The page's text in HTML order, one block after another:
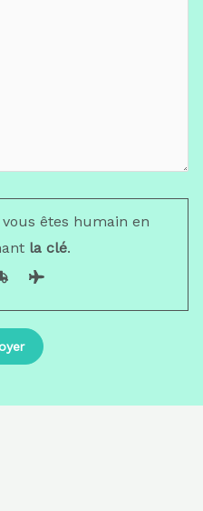
êtes humain en
la clé.